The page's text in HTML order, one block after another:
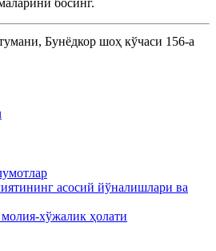
Бунёдкор шоҳ кўчаси 156-а
асосий йўналишлари ва
хўжалик ҳолати